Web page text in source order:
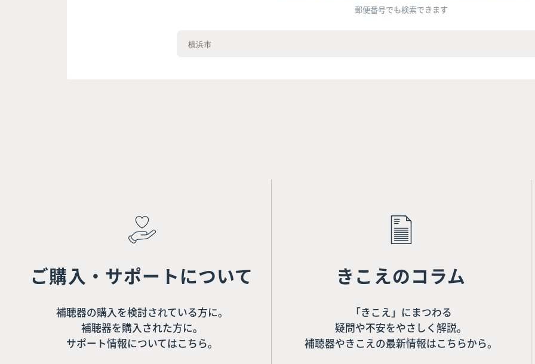
郵便番号でも検索できます
ご購入・サポートについて
補聴器の購入を検討されている方に。
補聴器を購入された方に。
サポート情報についてはこちら。
きこえのコラム
「きこえ」にまつわる
疑問や不安をやさしく解説。
補聴器やきこえの最新情報はこちらから。